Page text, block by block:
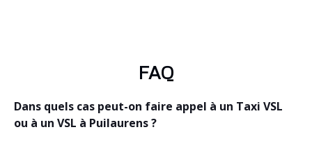
FAQ
Dans quels cas peut-on faire appel à un Taxi VSL
ou à un VSL à Puilaurens ?